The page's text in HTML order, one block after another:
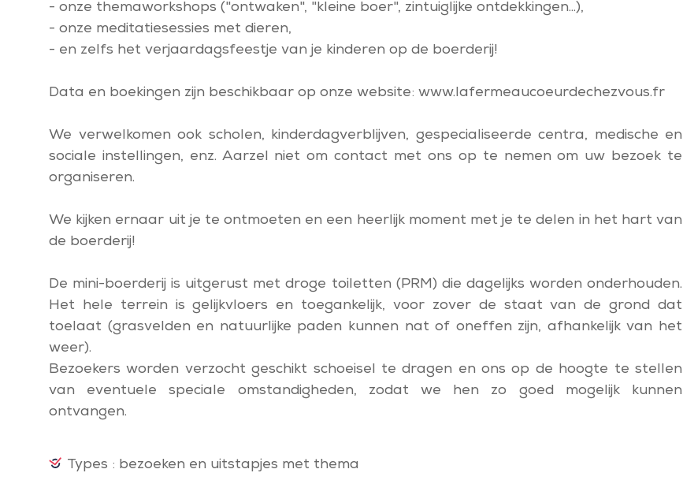
- onze themaworkshops ("ontwaken", "kleine boer", zintuiglijke ontdekkingen...),
- onze meditatiesessies met dieren,
- en zelfs het verjaardagsfeestje van je kinderen op de boerderij!
Data en boekingen zijn beschikbaar op onze website: www.lafermeaucoeurdechezvous.fr
We verwelkomen ook scholen, kinderdagverblijven, gespecialiseerde centra, medische en
sociale instellingen, enz. Aarzel niet om contact met ons op te nemen om uw bezoek te
organiseren.
We kijken ernaar uit je te ontmoeten en een heerlijk moment met je te delen in het hart van
de boerderij!
De mini-boerderij is uitgerust met droge toiletten (PRM) die dagelijks worden onderhouden.
Het hele terrein is gelijkvloers en toegankelijk, voor zover de staat van de grond dat
toelaat (grasvelden en natuurlijke paden kunnen nat of oneffen zijn, afhankelijk van het
weer).
Bezoekers worden verzocht geschikt schoeisel te dragen en ons op de hoogte te stellen
van eventuele speciale omstandigheden, zodat we hen zo goed mogelijk kunnen
ontvangen.
Types : bezoeken en uitstapjes met thema